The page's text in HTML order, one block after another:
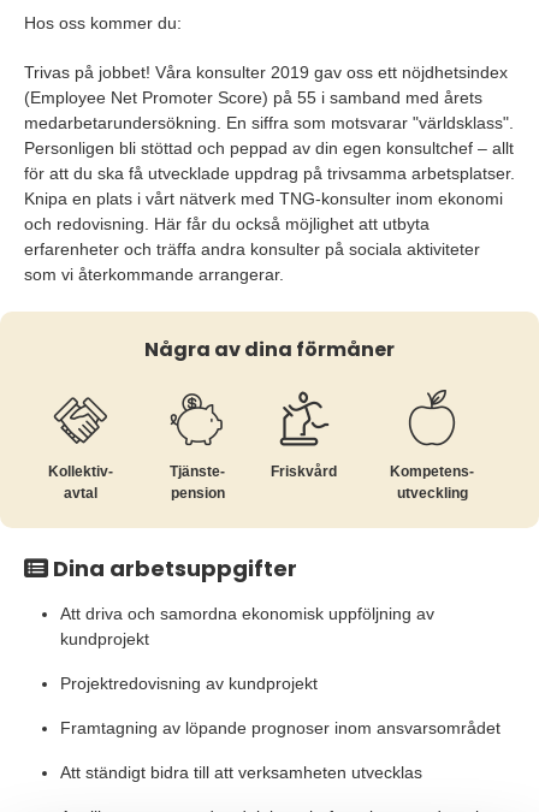
Hos oss kommer du:
Trivas på jobbet! Våra konsulter 2019 gav oss ett nöjdhetsindex
(Employee Net Promoter Score) på 55 i samband med årets
medarbetarundersökning. En siffra som motsvarar "världsklass".
Personligen bli stöttad och peppad av din egen konsultchef – allt
för att du ska få utvecklade uppdrag på trivsamma arbetsplatser.
Knipa en plats i vårt nätverk med TNG-konsulter inom ekonomi
och redovisning. Här får du också möjlighet att utbyta
erfarenheter och träffa andra konsulter på sociala aktiviteter
som vi återkommande arrangerar.
Några av dina förmåner
Kollektiv­
avtal
Tjänste­
pension
Friskvård
Kompetens­
utveckling
Dina arbetsuppgifter
Att driva och samordna ekonomisk uppföljning av
kundprojekt
Projektredovisning av kundprojekt
Framtagning av löpande prognoser inom ansvarsområdet
Att ständigt bidra till att verksamheten utvecklas